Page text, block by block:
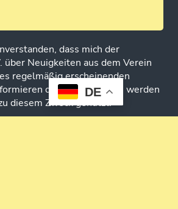
dass mich der
über Neuigkeiten aus dem Verein
regelmäßig erscheinenden
darf. Meine Daten werden
diesem Zweck genutzt.
DE